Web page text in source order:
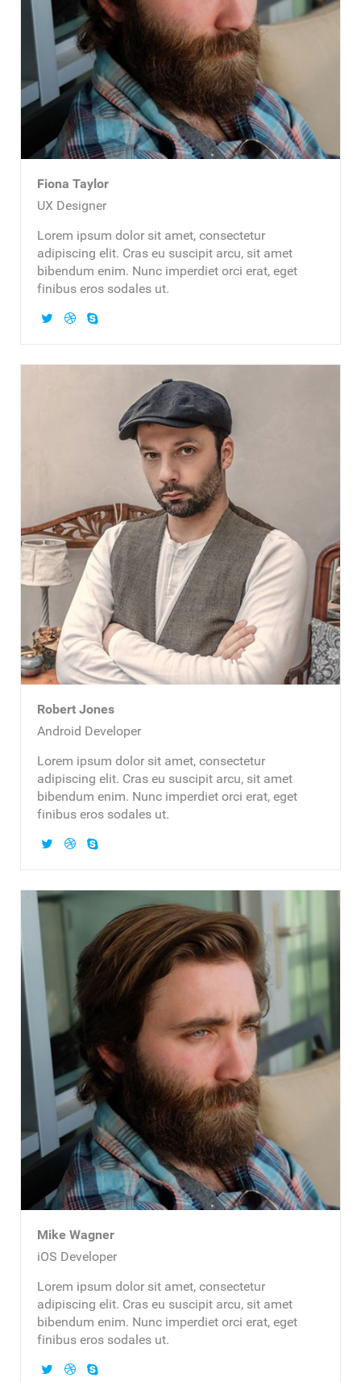
Fiona Taylor
UX Designer
Lorem ipsum dolor sit amet, consectetur
adipiscing elit. Cras eu suscipit arcu, sit amet
bibendum enim. Nunc imperdiet orci erat, eget
finibus eros sodales ut.
Robert Jones
Android Developer
Lorem ipsum dolor sit amet, consectetur
adipiscing elit. Cras eu suscipit arcu, sit amet
bibendum enim. Nunc imperdiet orci erat, eget
finibus eros sodales ut.
Mike Wagner
iOS Developer
Lorem ipsum dolor sit amet, consectetur
adipiscing elit. Cras eu suscipit arcu, sit amet
bibendum enim. Nunc imperdiet orci erat, eget
finibus eros sodales ut.